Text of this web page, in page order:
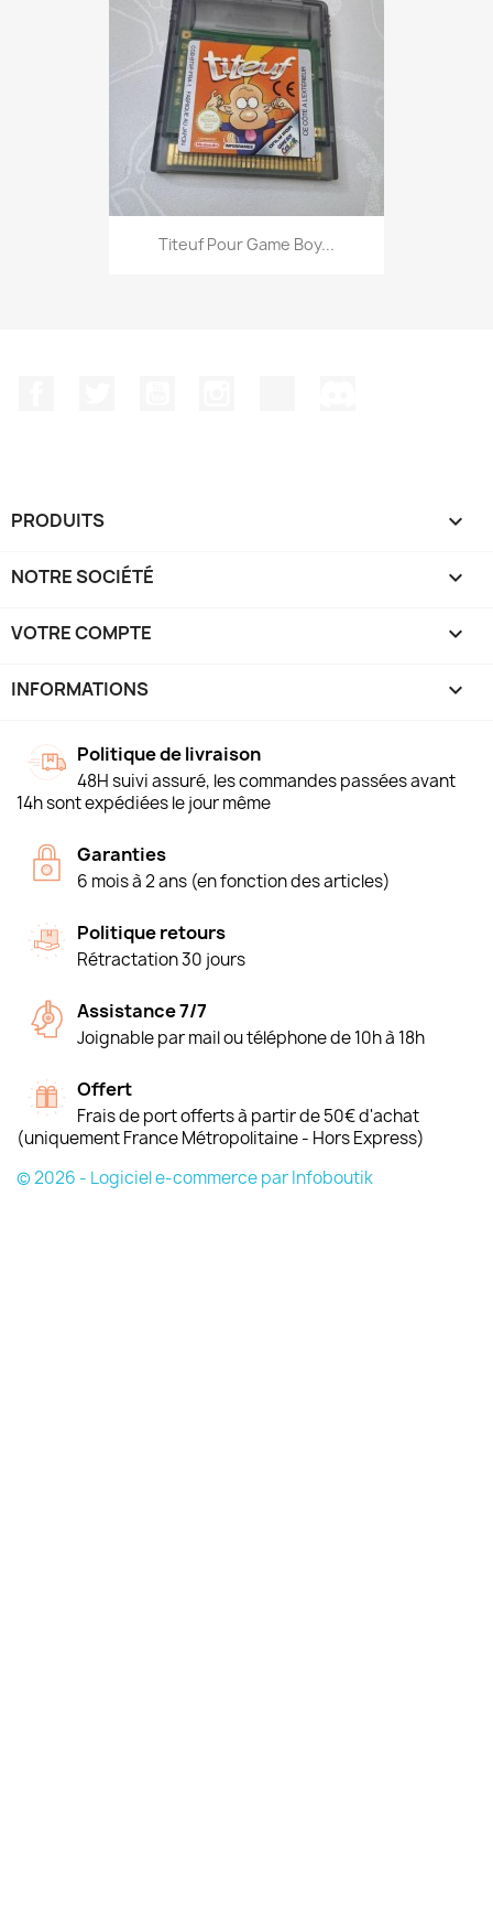
Titeuf Pour Game Boy...
PRODUITS 
NOTRE SOCIÉTÉ 
VOTRE COMPTE 
INFORMATIONS keyboard_arrow_down
Politique de livraison
48H suivi assuré, les commandes passées avant
14h sont expédiées le jour même
Garanties
6 mois à 2 ans (en fonction des articles)
Politique retours
Rétractation 30 jours
Assistance 7/7
Joignable par mail ou téléphone de 10h à 18h
Offert
Frais de port offerts à partir de 50€ d'achat
(uniquement France Métropolitaine - Hors Express)
© 2026 - Logiciel e-commerce par Infoboutik